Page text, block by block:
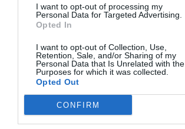
I want to opt-out of processing my
Personal Data for Targeted Advertising.
Opted In
I want to opt-out of Collection, Use,
Retention, Sale, and/or Sharing of my
Personal Data that Is Unrelated with the
Purposes for which it was collected.
Opted Out
CONFIRM
por Eulogio López